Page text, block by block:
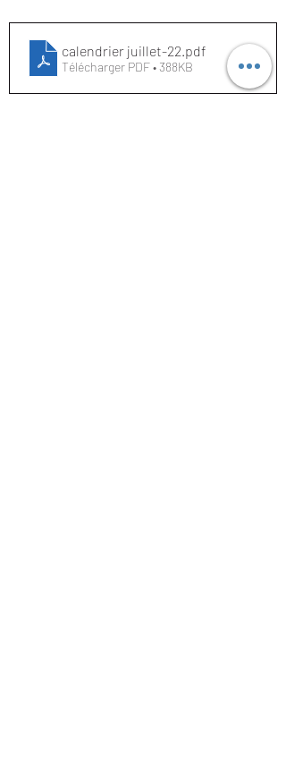
calendrier juillet-22.pdf
Télécharger PDF • 388KB